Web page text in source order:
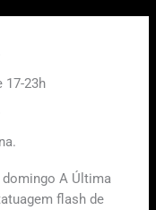
17-23h
A Última
flash de